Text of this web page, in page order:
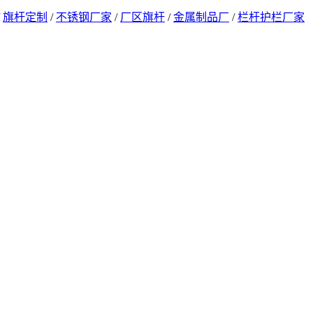
旗杆定制 / 不锈钢厂家 / 厂区旗杆 /金属制品厂 /栏杆护栏厂家